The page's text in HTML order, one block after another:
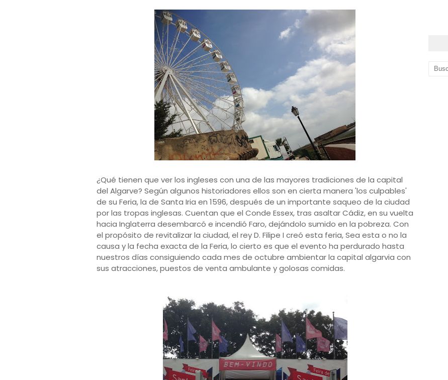
¿Qué tienen que ver los ingleses con una de las mayores tradiciones de la capital
del Algarve? Según algunos historiadores ellos son en cierta manera 'los culpables'
de su Feria, la de Santa Iria en 1596, después de un importante saqueo de la ciudad
por las tropas inglesas. Cuentan que el Conde Essex, tras asaltar Cádiz, en su vuelta
hacia Inglaterra desembarcó e incendió Faro, dejándolo sumido en la pobreza. Con
el propósito de revitalizar la ciudad, el rey D. Filipe I creó esta feria, Sea esta o no la
causa y la fecha exacta de la Feria, lo cierto es que el evento ha perdurado hasta
nuestros días consiguiendo cada mes de octubre ambientar la capital algarvia con
sus atracciones, puestos de venta ambulante y golosas comidas.